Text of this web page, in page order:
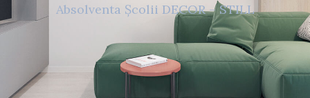
Absolventa Școlii DECOR – STILL